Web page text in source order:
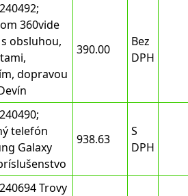
360vide
obsluhou,
dopravou
390.00
Bez
DPH
telefón
Galaxy
938.63
S
DPH
Trovy